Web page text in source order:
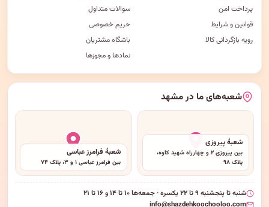
پرداخت امن
قوانین و شرایط
رویه بازگردانی کالا
سوالات متداول
حریم خصوصی
باشگاه مشتریان
نمادها و مجوزها
شعبه‌های ما در مشهد
شعبهٔ پیروزی
بین پیروزی ۲ و چهارراه شهید کاوه،
پلاک ۹۸
شعبهٔ فرامرز عباسی
بین فرامرز عباسی ۱ و ۳، پلاک ۷۴
شنبه تا پنجشنبه ۹ تا ۲۲ یکسره · جمعه‌ها ۱۰ تا ۱۴ و ۱۶ تا ۲۱
info@shazdehkoochooloo.com